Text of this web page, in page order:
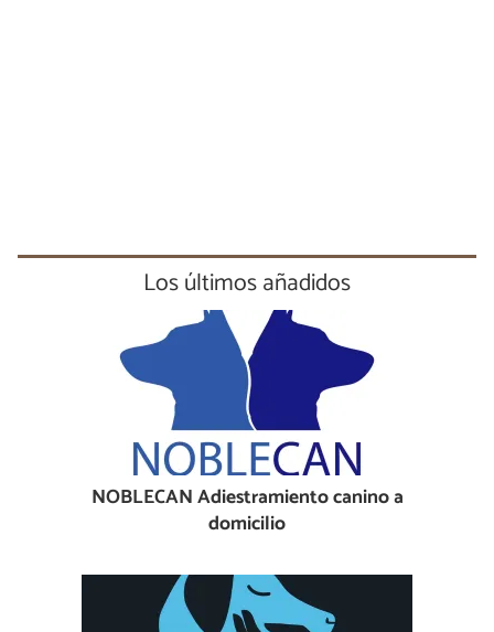
Los últimos añadidos
NOBLECAN Adiestramiento canino a
domicilio